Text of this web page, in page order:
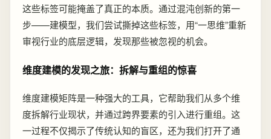
这些标签可能掩盖了真正的本质。通过混沌创新的第一
步——建模型，我们尝试撕掉这些标签，用“一思维”重新
审视行业的底层逻辑，发现那些被忽视的机会。
维度建模的发现之旅：拆解与重组的惊喜
维度建模矩阵是一种强大的工具，它帮助我们从多个维
度拆解行业现状，并通过跨界要素的引入进行重组。这
一过程不仅揭示了传统认知的盲区，还为我们打开了通